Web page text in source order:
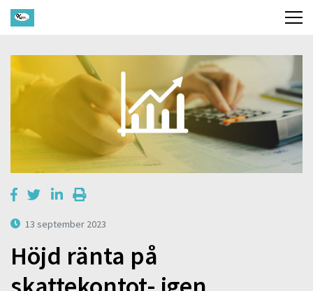
13 september 2023
Höjd ränta på